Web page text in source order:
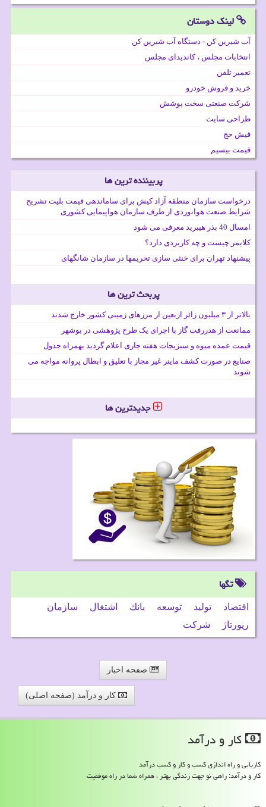
لینک دوستان
آب شیرین کن - دستگاه آب شیرین کن
انتخابات مجلس ، کاندیدای مجلس
تعمیر تلفن
خرید و فروش خودرو
شرکت صنعتی سخت پوشش
طراحی سایت
فیش حج
قیمت بیسیم
پربیننده ترین ها
درخواست سازمان منطقه آزاد کیش برای ساماندهی قیمت بلیت تشریح
شرایط صنعت هوانوردی از طرف سازمان هواپیمایی کشوری
امسال 40 بذر هیبرید معرفی می شود
کلایمر چیست و چه کاربردی دارد؟
پیشنهاد تهران برای خنثی سازی تحریمها در سازمان شانگهای
پربحث ترین ها
بالاتر از ۳ میلیون زائر اربعین از مرزهای زمینی کشور خارج شدند
ممانعت از هدررفت گاز با اجرای یک طرح پژوهشی در بوشهر
قیمت عمده میوه و سبزیجات هفته جاری اعلام گردید بهمراه جدول
صنایع در صورت کشف ماینر غیر مجاز با تعلیق و ابطال پروانه مواجه می
شوند
جدیدترین ها
تگها
اقتصاد تولید توسعه بانك اشتغال
سازمان
رپورتاژ
شركت
صفحه اخبار
کار و درآمد (صفحه اصلی)
كار و درآمد
کاریابی و راه اندازی کسب و کار و کسب درآمد
کار و درآمد: راهی نو جهت زندگی بهتر ، همراه شما در راه موفقیت